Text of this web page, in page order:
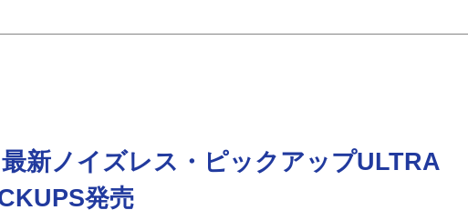
新ノイズレス・ピックアップULTRA
発売